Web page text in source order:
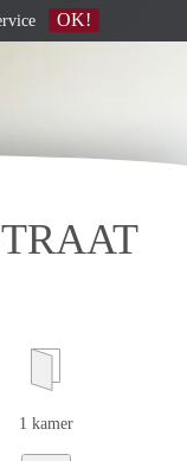
1 kamer
OK!